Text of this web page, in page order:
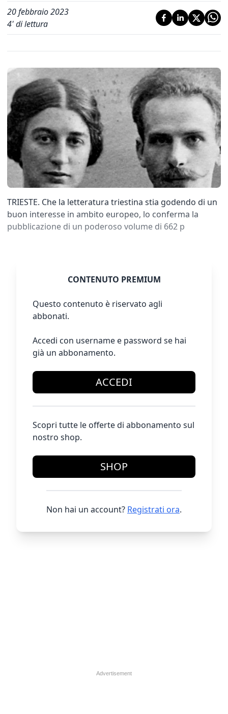
20 febbraio 2023
4' di lettura
TRIESTE. Che la letteratura triestina stia godendo di un
buon interesse in ambito europeo, lo conferma la
pubblicazione di un poderoso volume di 662 p
CONTENUTO PREMIUM
Questo contenuto è riservato agli
abbonati.
Accedi con username e password se hai
già un abbonamento.
ACCEDI
Scopri tutte le offerte di abbonamento sul
nostro shop.
SHOP
Non hai un account? Registrati ora.